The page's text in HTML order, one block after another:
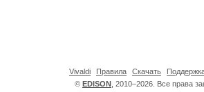
© EDISON , 2010–2026. Все права
Vivaldi Правила Скачать